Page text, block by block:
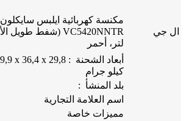
ال جي
مكنسة كهربائية ايلبس سايكلون
لتر، أحمر
كيلو جرام
بلد المنشأ ‏ : ‎
اسم العلامة التجارية
مميزات خاصة